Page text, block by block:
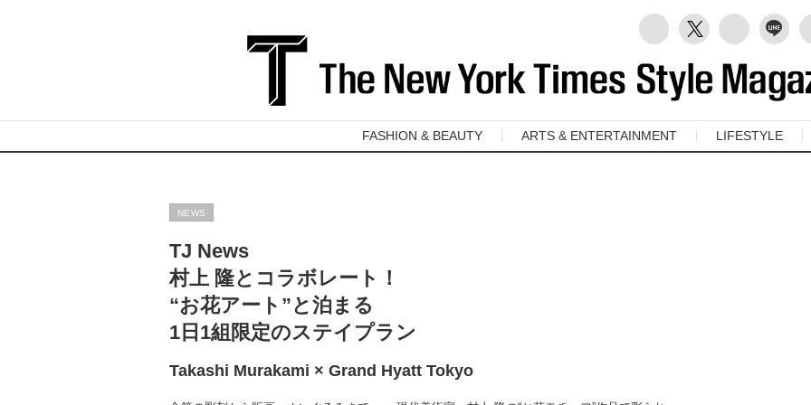
FASHION & BEAUTY ARTS & ENTERTAINMENT LIFESTYLE
NEWS
TJ News
村上 隆とコラボレート！
“お花アート”と泊まる
1日1組限定のステイプラン
Takashi Murakami × Grand Hyatt Tokyo